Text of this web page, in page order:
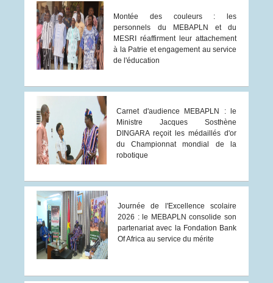
Montée des couleurs : les
personnels du MEBAPLN et du
MESRI réaffirment leur attachement
à la Patrie et engagement au service
de l'éducation
Carnet d'audience MEBAPLN : le
Ministre Jacques Sosthène
DINGARA reçoit les médaillés d'or
du Championnat mondial de la
robotique
Journée de l'Excellence scolaire
2026 : le MEBAPLN consolide son
partenariat avec la Fondation Bank
Of Africa au service du mérite